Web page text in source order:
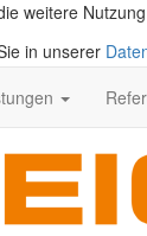
weitere
in unserer